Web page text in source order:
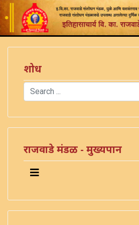
शोध
Search
राजवाडे मंडळ - मुख्यपान